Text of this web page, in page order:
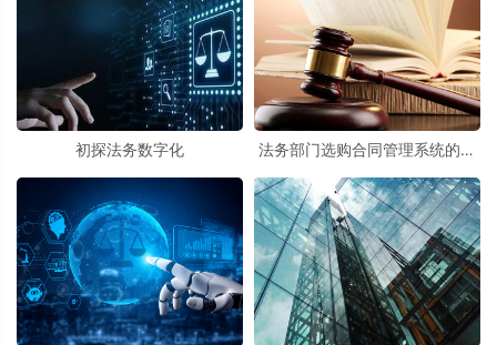
初探法务数字化
法务部门选购合同管理系统的评